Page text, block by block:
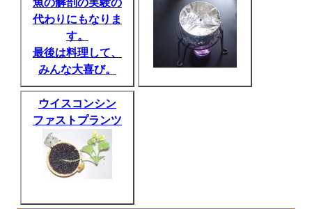
魚の解剖の実験の
代わりにもなりま
す。
最後は料理して、
みんな大喜び。
ウイスコンシン
ファストプランツ